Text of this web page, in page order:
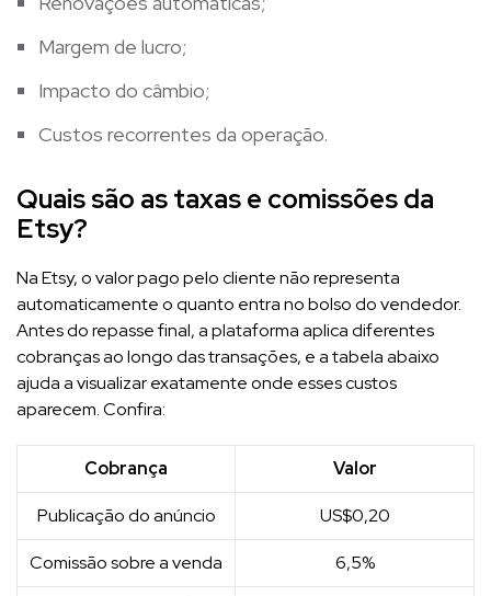
Margem de lucro;
Impacto do câmbio;
Custos recorrentes da operação.
Quais são as taxas e comissões da
Etsy?
Na Etsy, o valor pago pelo cliente não representa
automaticamente o quanto entra no bolso do vendedor.
Antes do repasse final, a plataforma aplica diferentes
cobranças ao longo das transações, e a tabela abaixo
ajuda a visualizar exatamente onde esses custos
aparecem. Confira:
Cobrança Valor
Publicação do anúncio US$0,20
Comissão sobre a venda 6,5%